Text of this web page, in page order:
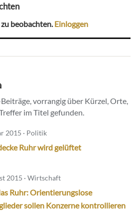
beobachten.Einloggen
vorrangig über Kürzel, Orte,
im Titel gefunden.
2015 · Politik
Ruhr wird gelüftet
2015 · Wirtschaft
Ruhr: Orientierungslose
sollen Konzerne kontrollieren